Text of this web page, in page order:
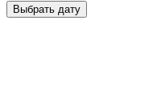
Выбрать дату